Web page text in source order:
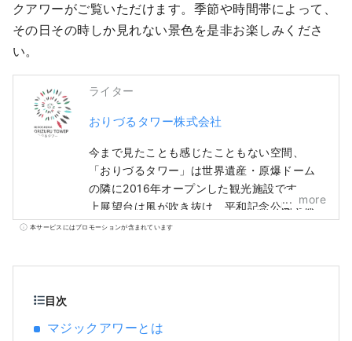
クアワーがご覧いただけます。季節や時間帯によって、
その日その時しか見れない景色を是非お楽しみくださ
い。
ライター
おりづるタワー株式会社
今まで見たことも感じたこともない空間、
「おりづるタワー」は世界遺産・原爆ドーム
の隣に2016年オープンした観光施設です。屋
上展望台は風が吹き抜け、平和記念公園や原
爆ドーム、晴れた日には宮島の弥山まで見渡
カフェを併設しています。
more
本サービスにはプロモーションが含まれています
目次
マジックアワーとは